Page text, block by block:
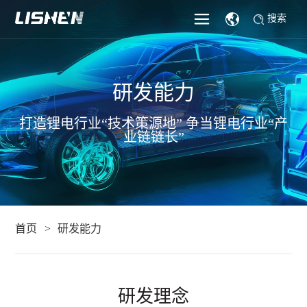
搜索
研发能力
打造锂电行业“技术策源地” 争当锂电行业“产
业链链长”
首页 研发能力
研发理念